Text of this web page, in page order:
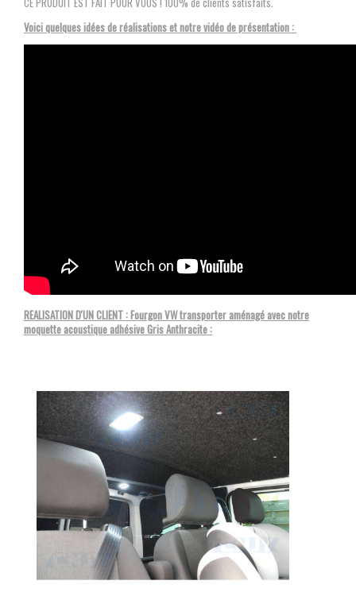
Voici quelques idées de réalisations et notre vidéo de présentation :
REALISATION D'UN CLIENT : Fourgon VW transporter aménagé avec notre
moquette acoustique adhésive Gris Anthracite :